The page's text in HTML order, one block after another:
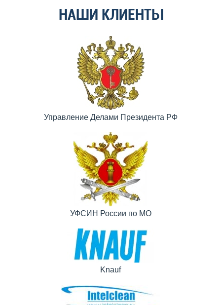
НАШИ КЛИЕНТЫ
Управление Делами Президента РФ
УФСИН России по МО
Knauf